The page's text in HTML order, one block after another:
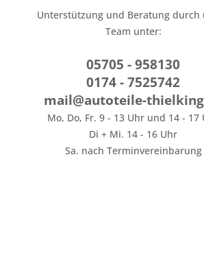
Unterstützung und Beratung durch
Team unter:
05705 - 958130
0174 - 7525742
mail@autoteile-
Mo, Do, Fr. 9 - 13 Uhr und 14 - 17
Di + Mi. 14 - 16 Uhr
Sa. nach Terminvereinbarung